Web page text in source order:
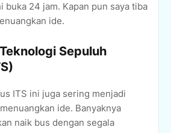
buka 24 jam. Kapan pun saya tiba
ide.
Sepuluh
ITS ini juga sering menjadi
ide. Banyaknya
naik bus dengan segala